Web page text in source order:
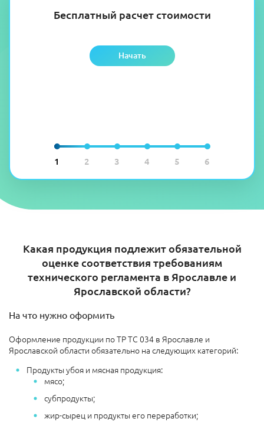
1 2 3 4 5 6
Бесплатный расчет стоимости
Начать
Какая продукция подлежит обязательной
оценке соответствия требованиям
технического регламента в Ярославле и
Ярославской области?
На что нужно оформить
Оформление продукции по ТР ТС 034 в Ярославле и
Ярославской области обязательно на следующих категорий:
Продукты убоя и мясная продукция:
мясо;
субпродукты;
жир-сырец и продукты его переработки;